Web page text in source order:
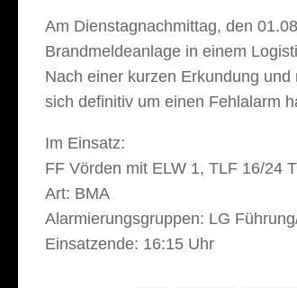
Am Dienstagnachmittag, den
Brandmeldeanlage in einem
Nach einer kurzen Erkundung
sich definitiv um einen Fehlalarm
Im Einsatz:
FF Vörden mit ELW 1, TLF 16/24
Art: BMA
Alarmierungsgruppen: LG
Einsatzende: 16:15 Uhr